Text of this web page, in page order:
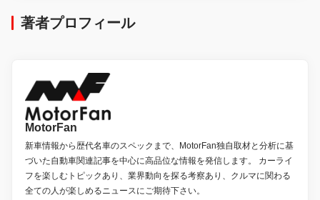
著者プロフィール
MotorFan
新車情報から歴代名車のスペックまで、MotorFan独自取材と分析に基
づいた自動車関連記事を中心に高品位な情報を発信します。 カーライ
フを楽しむトピックあり、業界動向を探る考察あり、クルマに関わる
全ての人が楽しめるニュースにご期待下さい。